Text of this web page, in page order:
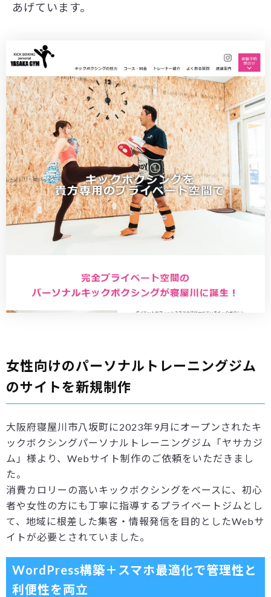
あげています。
女性向けのパーソナルトレーニングジム
のサイトを新規制作
大阪府寝屋川市八坂町に2023年9月にオープンされたキ
ックボクシングパーソナルトレーニングジム「ヤサカジ
ム」様より、Webサイト制作のご依頼をいただきまし
た。
消費カロリーの高いキックボクシングをベースに、初心
者や女性の方にも丁寧に指導するプライベートジムとし
て、地域に根差した集客・情報発信を目的としたWebサ
イトが必要とされていました。
WordPress構築＋スマホ最適化で管理性と
利便性を両立